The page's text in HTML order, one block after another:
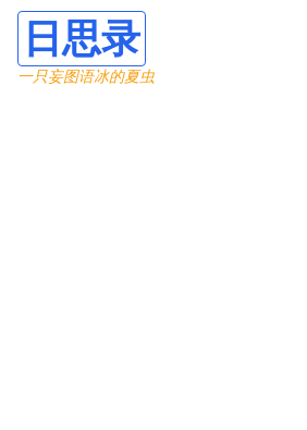
日思录
一只妄图语冰的夏虫